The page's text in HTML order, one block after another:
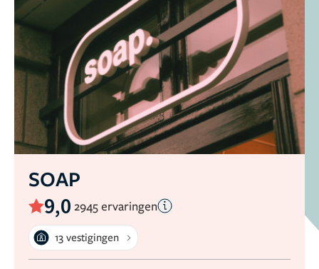
SOAP
9,0 2945 ervaringen
13 vestigingen